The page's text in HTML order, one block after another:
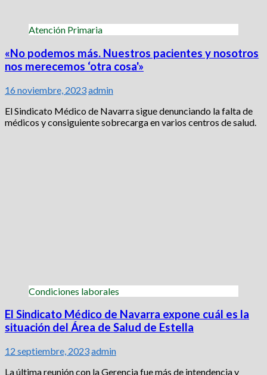
Atención Primaria
«No podemos más. Nuestros pacientes y nosotros
nos merecemos ‘otra cosa'»
16 noviembre, 2023admin
El Sindicato Médico de Navarra sigue denunciando la falta de
médicos y consiguiente sobrecarga en varios centros de salud.
Condiciones laborales
El Sindicato Médico de Navarra expone cuál es la
situación del Área de Salud de Estella
12 septiembre, 2023admin
La última reunión con la Gerencia fue más de intendencia y